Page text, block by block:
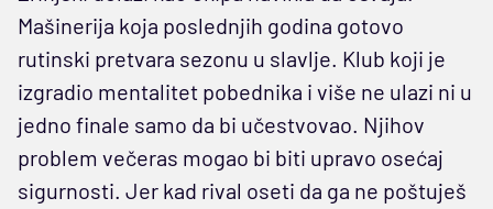
Mašinerija koja poslednjih godina gotovo
rutinski pretvara sezonu u slavlje. Klub koji je
izgradio mentalitet pobednika i više ne ulazi ni u
jedno finale samo da bi učestvovao. Njihov
problem večeras mogao bi biti upravo osećaj
sigurnosti. Jer kad rival oseti da ga ne poštuješ